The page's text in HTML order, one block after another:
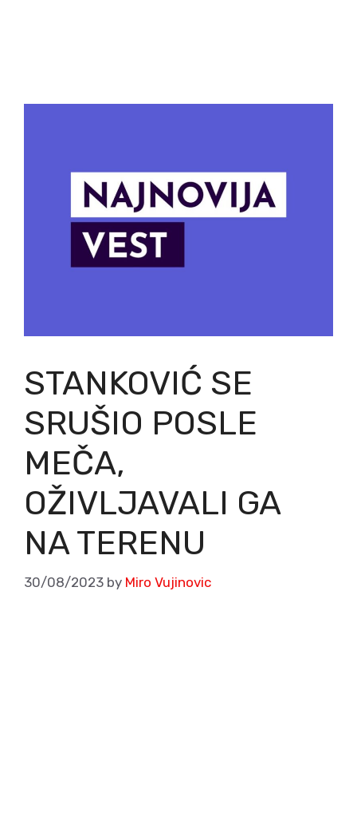
STANKOVIĆ SE
SRUŠIO POSLE
MEČA,
OŽIVLJAVALI GA
NA TERENU
30/08/2023 by Miro Vujinovic